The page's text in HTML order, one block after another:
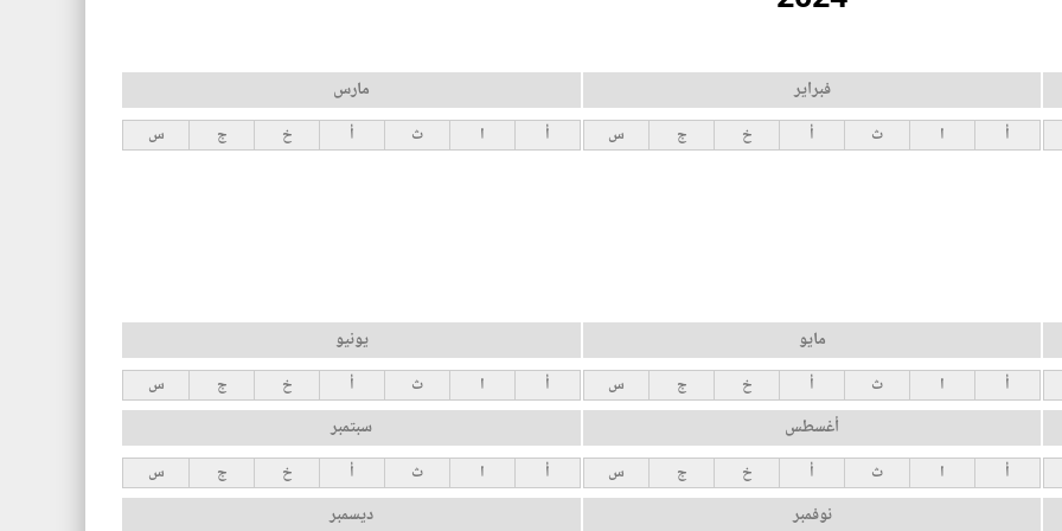
فبراير
أ ا ث أ خ ج س
مارس
أ ا ث أ خ ج س
مايو
أ ا ث أ خ ج س
يونيو
أ ا ث أ خ ج س
أغسطس
أ ا ث أ خ ج س
سبتمبر
أ ا ث أ خ ج س
نوفمبر ديسمبر